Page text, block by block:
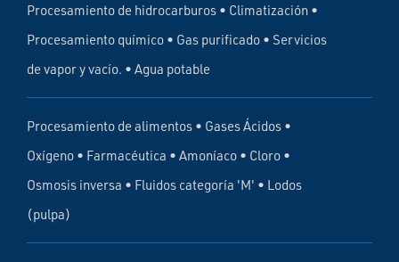
Procesamiento de hidrocarburos • Climatización •
Procesamiento químico • Gas purificado • Servicios
de vapor y vacío. • Agua potable
Procesamiento de alimentos • Gases Ácidos •
Oxígeno • Farmacéutica • Amoníaco • Cloro •
Osmosis inversa • Fluidos categoría 'M' • Lodos
(pulpa)